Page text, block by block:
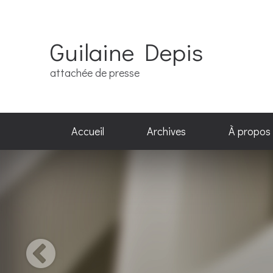
Guilaine Depis
attachée de presse
Accueil Archives À propos